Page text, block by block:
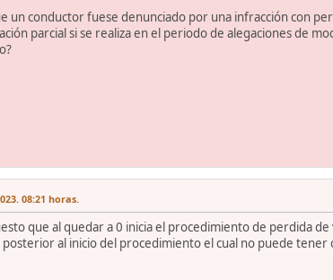
un conductor fuese denunciado por una infracción con
parcial si se realiza en el periodo de alegaciones de
08:21 horas.
que al quedar a 0 inicia el procedimiento de perdida
al inicio del procedimiento el cual no puede